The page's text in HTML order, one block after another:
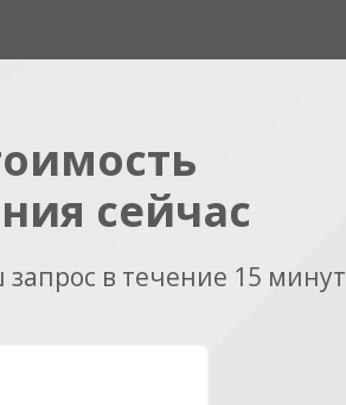
сейчас
в течение 15 минут